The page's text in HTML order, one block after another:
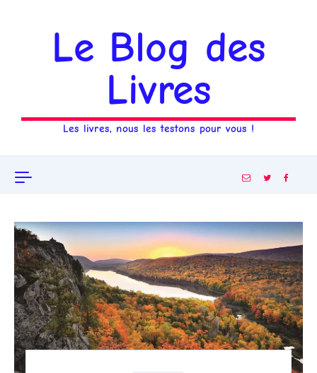
Le Blog des
Livres
Les livres, nous les testons pour vous !